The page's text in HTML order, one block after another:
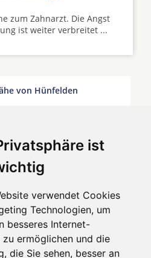
ist
verwendet Cookies
Technologien, um
besseres Internet-
zu ermöglichen und die
die Sie sehen, besser an
zum Zahnarzt. Die Angst
ist weiter verbreitet ...
von Hünfelden
am Main * Gau-
Gustavsburg* Harxheim
Hofheim am Taunus *
Klein-Winternheim *
Kastel*Mainz-
* Rüsselsheim
* Trebur *